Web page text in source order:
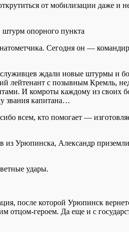
от мобилизации даже и
опорного пункта
Сегодня он —
ждали новые штурмы и
лейтенант с позывным Кремль,
И комроты каждому из своих
звания капитана…
всем, кто помогает —
из Урюпинска, Александр
удары.
после которой Урюпинск
отцом-героем. Да еще и с